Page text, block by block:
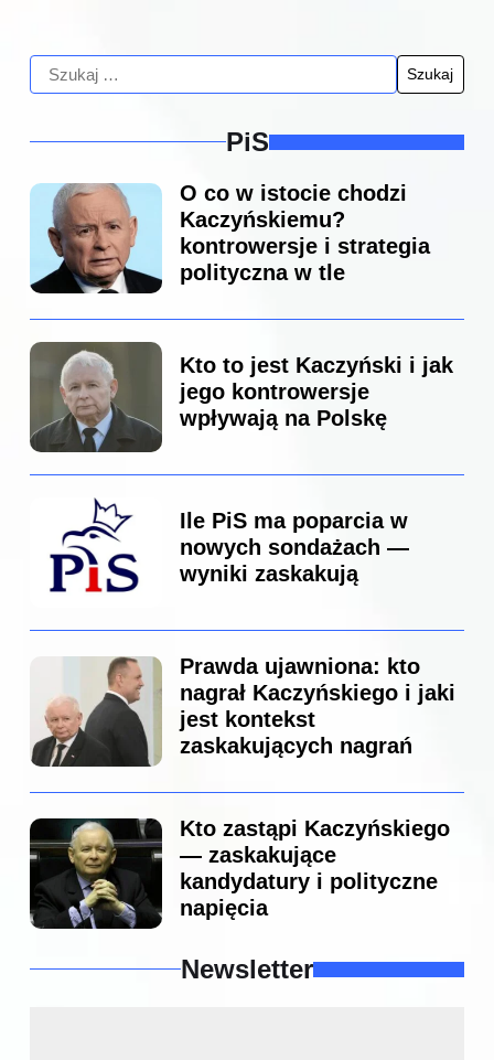
PiS
O co w istocie chodzi
Kaczyńskiemu?
kontrowersje i strategia
polityczna w tle
Kto to jest Kaczyński i jak
jego kontrowersje
wpływają na Polskę
Ile PiS ma poparcia w
nowych sondażach —
wyniki zaskakują
Prawda ujawniona: kto
nagrał Kaczyńskiego i jaki
jest kontekst
zaskakujących nagrań
Kto zastąpi Kaczyńskiego
— zaskakujące
kandydatury i polityczne
napięcia
Newsletter